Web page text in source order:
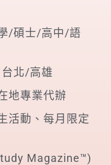
/碩士/高中/語
北/高雄
地專業代辦
活動、每月限定
Magazine™)